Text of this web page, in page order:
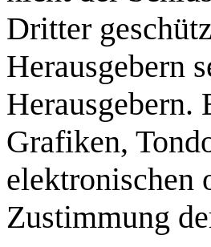
Dritter
Herausgebern
Herausgebern.
Grafiken,
elektronischen
Zustimmung